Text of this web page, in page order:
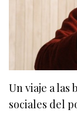
Un viaje a las
sociales del